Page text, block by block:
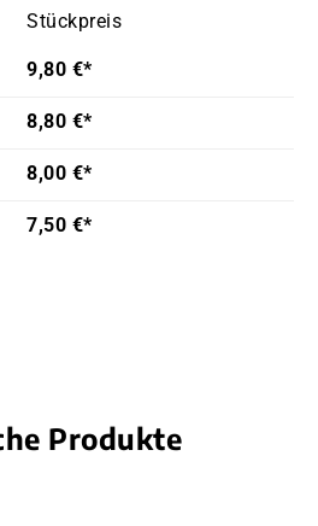
Stückpreis
9,80 €*
8,80 €*
8,00 €*
7,50 €*
Produkte